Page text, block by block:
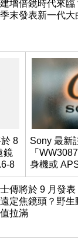
增倍鏡時代來
末發表新一代大
8
鏡
8
Sony 最新
「
身機或
成員？
傳將於 9 月發表
定焦鏡頭？野生
拉滿